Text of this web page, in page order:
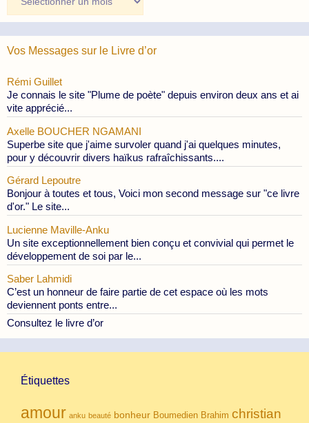
des
Publications
Vos Messages sur le Livre d’or
Rémi Guillet
Je connais le site "Plume de poète" depuis environ deux ans et ai
vite apprécié...
Axelle BOUCHER NGAMANI
Superbe site que j'aime survoler quand j'ai quelques minutes,
pour y découvrir divers haïkus rafraîchissants....
Gérard Lepoutre
Bonjour à toutes et tous, Voici mon second message sur "ce livre
d'or." Le site...
Lucienne Maville-Anku
Un site exceptionnellement bien conçu et convivial qui permet le
développement de soi par le...
Saber Lahmidi
C’est un honneur de faire partie de cet espace où les mots
deviennent ponts entre...
Consultez le livre d’or
Étiquettes
amour anku beauté bonheur Boumedien Brahim christian